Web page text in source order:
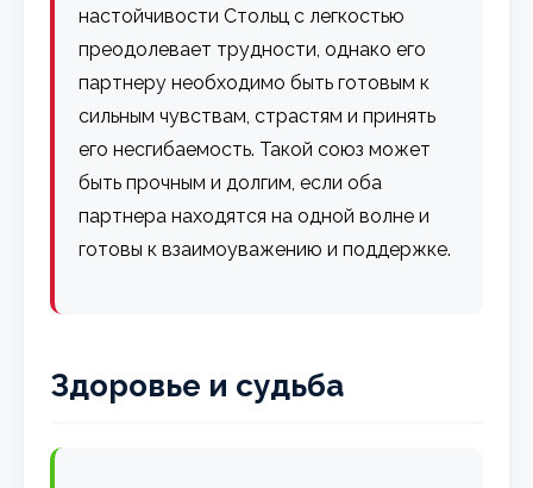
настойчивости Стольц с легкостью
преодолевает трудности, однако его
партнеру необходимо быть готовым к
сильным чувствам, страстям и принять
его несгибаемость. Такой союз может
быть прочным и долгим, если оба
партнера находятся на одной волне и
готовы к взаимоуважению и поддержке.
Здоровье и судьба